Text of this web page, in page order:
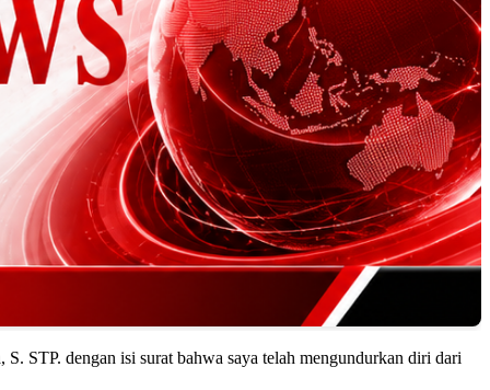
STP. dengan isi surat bahwa saya telah mengundurkan diri dari